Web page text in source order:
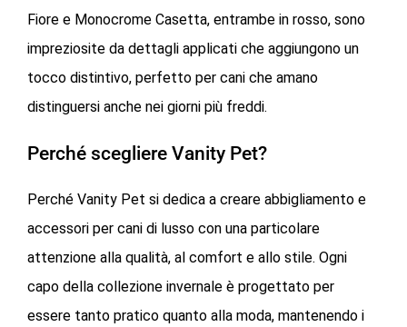
Fiore e Monocrome Casetta, entrambe in rosso, sono
impreziosite da dettagli applicati che aggiungono un
tocco distintivo, perfetto per cani che amano
distinguersi anche nei giorni più freddi.
Perché scegliere Vanity Pet?
Perché Vanity Pet si dedica a creare abbigliamento e
accessori per cani di lusso con una particolare
attenzione alla qualità, al comfort e allo stile. Ogni
capo della collezione invernale è progettato per
essere tanto pratico quanto alla moda, mantenendo i